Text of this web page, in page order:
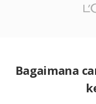
Bagaimana